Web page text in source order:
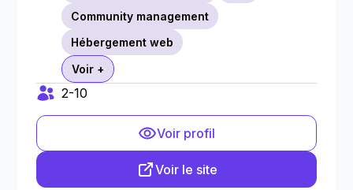
Community management
Hébergement web
Voir +
2-10
Voir profil
Voir le site